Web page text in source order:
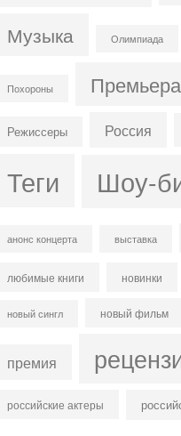
Музыка Олимпиада
Похороны Премьера
Режиссеры Россия
Теги Шоу-
анонс концерта выставка
любимые книги новинки
новый сингл новый фильм
премия
российские актеры